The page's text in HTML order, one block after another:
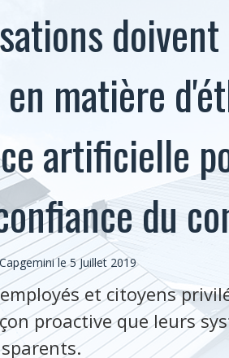
matière
artificielle
du
le 5 Juillet 2019
et citoyens
proactive que leurs